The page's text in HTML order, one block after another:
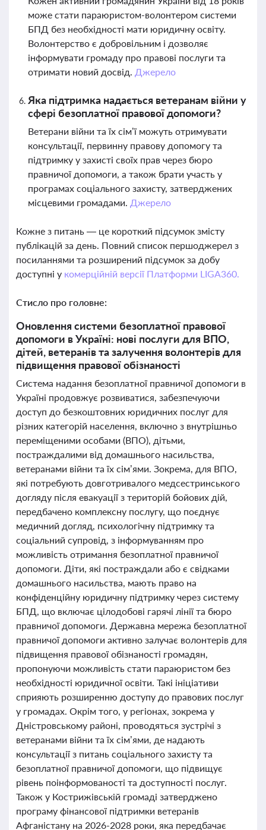
може стати параюристом-волонтером системи
БПД без необхідності мати юридичну освіту.
Волонтерство є добровільним і дозволяє
інформувати громаду про правові послуги та
отримати новий досвід. Джерело
Яка підтримка надається ветеранам війни у
сфері безоплатної правової допомоги?
Ветерани війни та їх сім’ї можуть отримувати
консультації, первинну правову допомогу та
підтримку у захисті своїх прав через бюро
правничої допомоги, а також брати участь у
програмах соціального захисту, затверджених
місцевими громадами. Джерело
Кожне з питань — це короткий підсумок змісту
публікацій за день. Повний список першоджерел з
посиланнями та розширений підсумок за добу
доступні у комерційній версії Платформи LIGA360.
Стисло про головне:
Оновлення системи безоплатної правової
допомоги в Україні: нові послуги для ВПО,
дітей, ветеранів та залучення волонтерів для
підвищення правової обізнаності
Система надання безоплатної правничої допомоги в
Україні продовжує розвиватися, забезпечуючи
доступ до безкоштовних юридичних послуг для
різних категорій населення, включно з внутрішньо
переміщеними особами (ВПО), дітьми,
постраждалими від домашнього насильства,
ветеранами війни та їх сім’ями. Зокрема, для ВПО,
які потребують довготривалого медсестринського
догляду після евакуації з територій бойових дій,
передбачено комплексну послугу, що поєднує
медичний догляд, психологічну підтримку та
соціальний супровід, з інформуванням про
можливість отримання безоплатної правничої
допомоги. Діти, які постраждали або є свідками
домашнього насильства, мають право на
конфіденційну юридичну підтримку через систему
БПД, що включає цілодобові гарячі лінії та бюро
правничої допомоги. Державна мережа безоплатної
правничої допомоги активно залучає волонтерів для
підвищення правової обізнаності громадян,
пропонуючи можливість стати параюристом без
необхідності юридичної освіти. Такі ініціативи
сприяють розширенню доступу до правових послуг
у громадах. Окрім того, у регіонах, зокрема у
Дністровському районі, проводяться зустрічі з
ветеранами війни та їх сім’ями, де надають
консультації з питань соціального захисту та
безоплатної правничої допомоги, що підвищує
рівень поінформованості та доступності послуг.
Також у Кострижівській громаді затверджено
програму фінансової підтримки ветеранів
Афганістану на 2026-2028 роки, яка передбачає